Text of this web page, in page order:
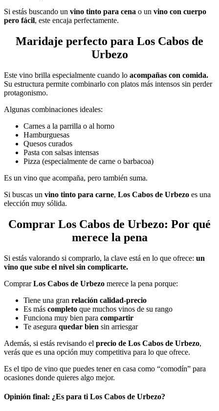
Si estás buscando un vino tinto para cena o un vino con cuerpo
pero fácil, este encaja perfectamente.
Maridaje perfecto para Los Cabos de
Urbezo
Este vino brilla especialmente cuando lo acompañas con comida.
Su estructura permite combinarlo con platos más intensos sin perder
protagonismo.
Algunas combinaciones ideales:
Carnes a la parrilla o al horno
Hamburguesas
Quesos curados
Pasta con salsas intensas
Pizza (especialmente de carne o barbacoa)
Es un vino que acompaña, pero también suma.
Si buscas un vino tinto para carne, Los Cabos de Urbezo es una
elección muy sólida.
Comprar Los Cabos de Urbezo: Por qué
merece la pena
Si estás valorando si comprarlo, la clave está en lo que ofrece: un
vino que sube el nivel sin complicarte.
ComprarLos Cabos de Urbezo merece la pena porque:
Tiene una gran relación calidad-precio
Es más completo que muchos vinos de su rango
Funciona muy bien para compartir
Te asegura quedar bien sin arriesgar
Además, si estás revisando el precio de Los Cabos de Urbezo,
verás que es una opción muy competitiva para lo que ofrece.
Es el tipo de vino que puedes tener en casa como “comodín” para
ocasiones donde quieres algo mejor.
Opinión final: ¿Es para ti Los Cabos de Urbezo?